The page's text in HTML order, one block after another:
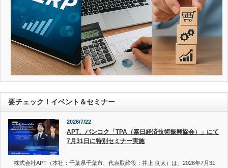
要チェック！イベント＆セミナー
2026/7/22
APT、バンコク「TPA（泰日経済技術振興協会）」にて
7月31日に特別セミナー実施
株式会社APT（本社：千葉県千葉市、代表取締役：井上 良太）は、2026年7月31